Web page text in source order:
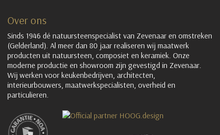
Over ons
Sinds 1946 dé natuursteenspecialist van Zevenaar en omstreken
(Gelderland). Al meer dan 80 jaar realiseren wij maatwerk
producten uit natuursteen, composiet en keramiek. Onze
moderne productie en showroom zijn gevestigd in Zevenaar.
Wij werken voor keukenbedrijven, architecten,
interieurbouwers, maatwerkspecialisten, overheid en
particulieren.